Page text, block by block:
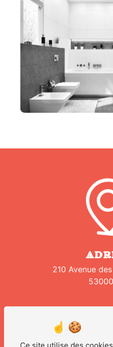
210 Avenue